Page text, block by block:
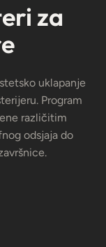
za
uklapanje
Program
različitim
odsjaja do